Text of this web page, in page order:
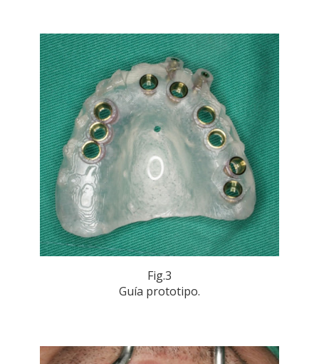
Fig.3
Guía prototipo.